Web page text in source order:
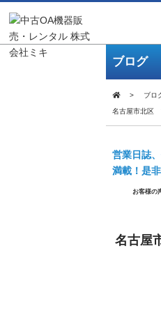
ブログ
ブロ
名古屋市北区
営業日誌
満載！是
お客様の
名古屋